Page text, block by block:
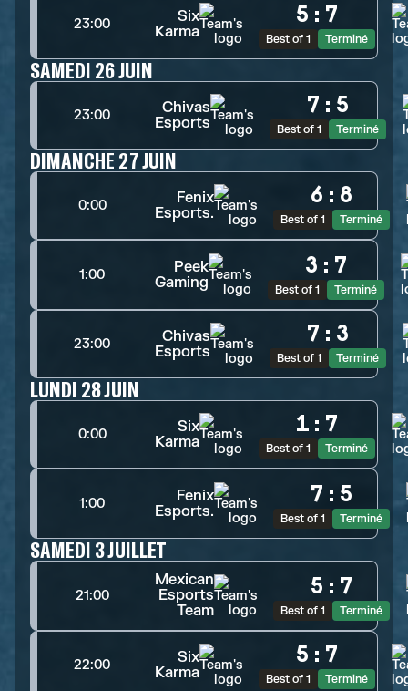
23:00
Six
Karma
5 : 7
Best of 1 Terminé
SAMEDI 26 JUIN
23:00
Chivas
Esports
7 : 5
Best of 1 Terminé
DIMANCHE 27 JUIN
0:00
Fenix
Esports.
6 : 8
Best of 1 Terminé
1:00
Peek
Gaming
3 : 7
Best of 1 Terminé
23:00
Chivas
Esports
7 : 3
Best of 1 Terminé
LUNDI 28 JUIN
0:00
Six
Karma
1 : 7
Best of 1 Terminé
1:00
Fenix
Esports.
7 : 5
Best of 1 Terminé
SAMEDI 3 JUILLET
21:00
Mexican
Esports
Team
5 : 7
Best of 1 Terminé
22:00
Six
Karma
5 : 7
Best of 1 Terminé